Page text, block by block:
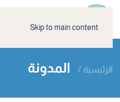
Skip to main content
الرئيسية المدونة